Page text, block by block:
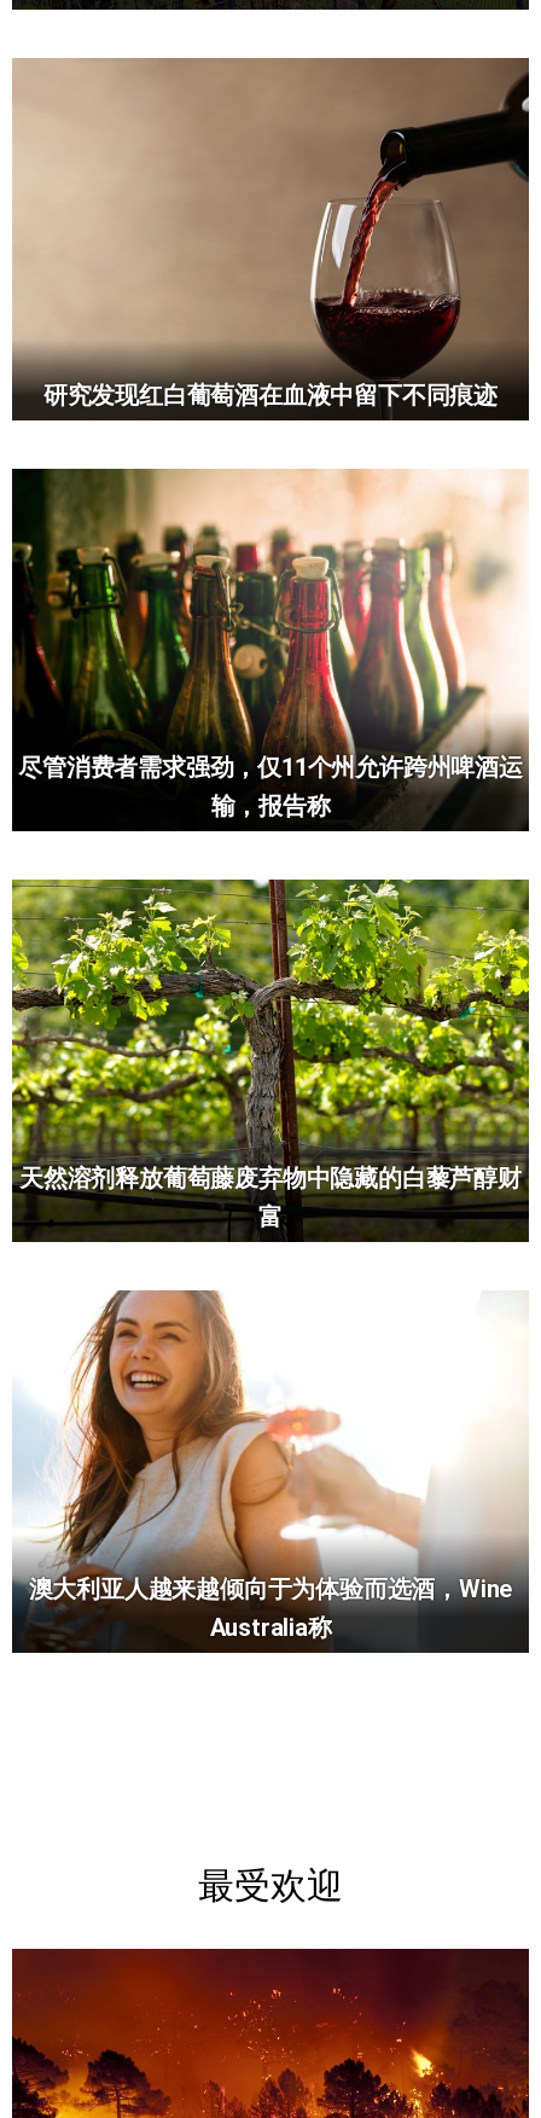
研究发现红白葡萄酒在血液中留下不同痕迹
尽管消费者需求强劲，仅11个州允许跨州啤酒运
输，报告称
天然溶剂释放葡萄藤废弃物中隐藏的白藜芦醇财
富
澳大利亚人越来越倾向于为体验而选酒，Wine
Australia称
最受欢迎